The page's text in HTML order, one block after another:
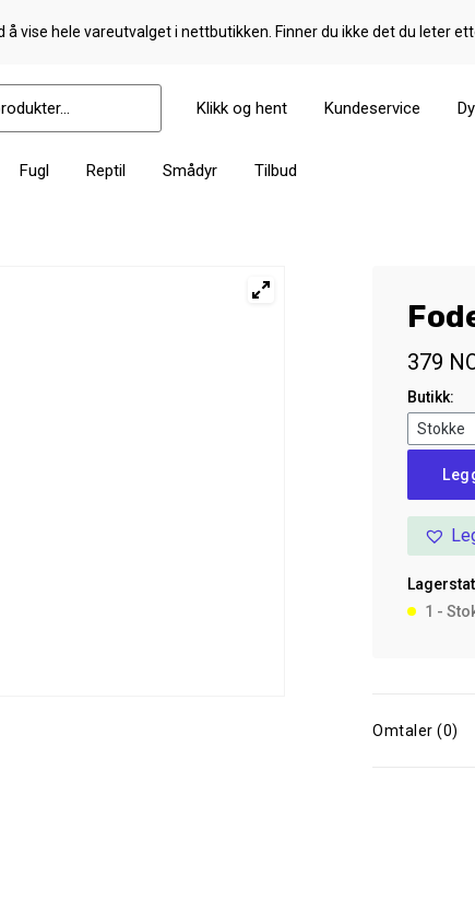
å vise hele vareutvalget i nettbutikken. Finner du ikke det du leter
Klikk og hent Kundeservice
Fugl Reptil Smådyr Tilbud
379
Butikk:
36
Cm,
antall
1 -
Omtaler (0)